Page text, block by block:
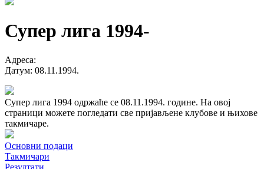
Супер лига 1994-
Адреса:
Датум: 08.11.1994.
Супер лига 1994 одржаће се 08.11.1994. године. На овој
страници можете погледати све пријављене клубове и њихове
такмичаре.
Основни подаци
Такмичари
Резултати